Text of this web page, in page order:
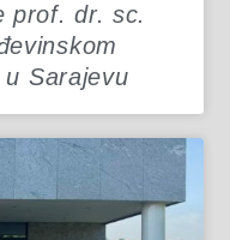
prof. dr. sc.
Sarajevu